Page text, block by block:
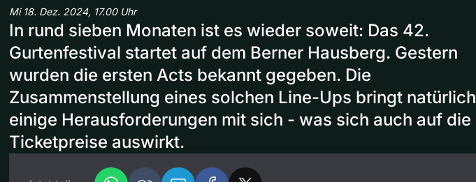
Mi 18. Dez. 2024, 17.00 Uhr
In rund sieben Monaten ist es wieder soweit: Das 42.
Gurtenfestival startet auf dem Berner Hausberg. Gestern
wurden die ersten Acts bekannt gegeben. Die
Zusammenstellung eines solchen Line-Ups bringt natürlich
einige Herausforderungen mit sich - was sich auch auf die
Ticketpreise auswirkt.